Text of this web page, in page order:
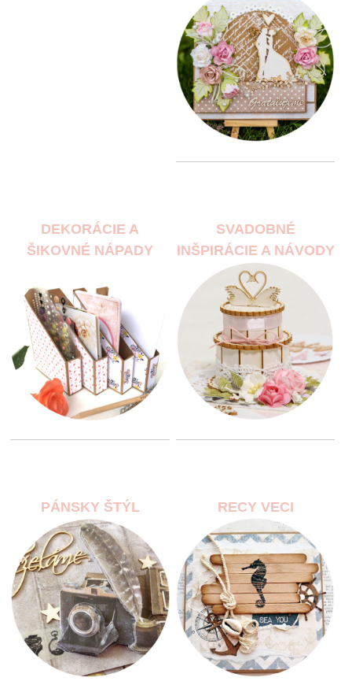
DEKORÁCIE A
ŠIKOVNÉ NÁPADY
SVADOBNÉ
INŠPIRÁCIE A NÁVODY
PÁNSKY ŠTÝL RECY VECI